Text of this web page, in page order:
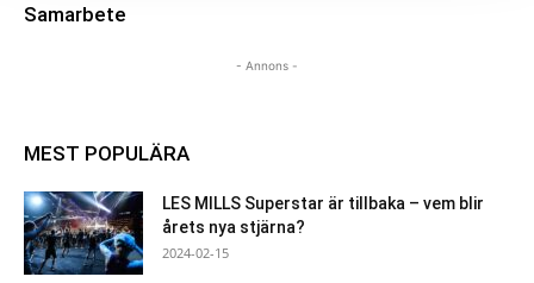
Samarbete
- Annons -
MEST POPULÄRA
LES MILLS Superstar är tillbaka – vem blir
årets nya stjärna?
2024-02-15